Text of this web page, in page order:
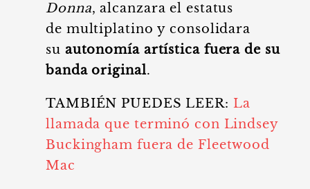
Donna, alcanzara el estatus
de multiplatino y consolidara
su autonomía artística fuera de su
banda original.
TAMBIÉN PUEDES LEER: La
llamada que terminó con Lindsey
Buckingham fuera de Fleetwood
Mac